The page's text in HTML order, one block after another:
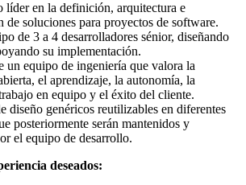
líder en la definición, arquitectura e
de soluciones para proyectos de software.
de 3 a 4 desarrolladores sénior, diseñando
su implementación.
un equipo de ingeniería que valora la
el aprendizaje, la autonomía, la
en equipo y el éxito del cliente.
diseño genéricos reutilizables en diferentes
posteriormente serán mantenidos y
el equipo de desarrollo.
deseados: